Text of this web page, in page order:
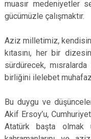
muasır medeniyetler
gücümüzle çalışmaktır.
Aziz milletimiz,
kıtasını, her bir
sürdürecek,
birliğini ilelebet
Bu duygu ve
Akif Ersoy’u,
Atatürk başta olmak